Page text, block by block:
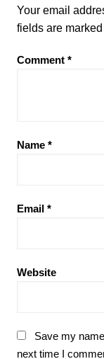
Your email
fields are marked
Comment *
Name *
Email *
Website
Save my
next time I